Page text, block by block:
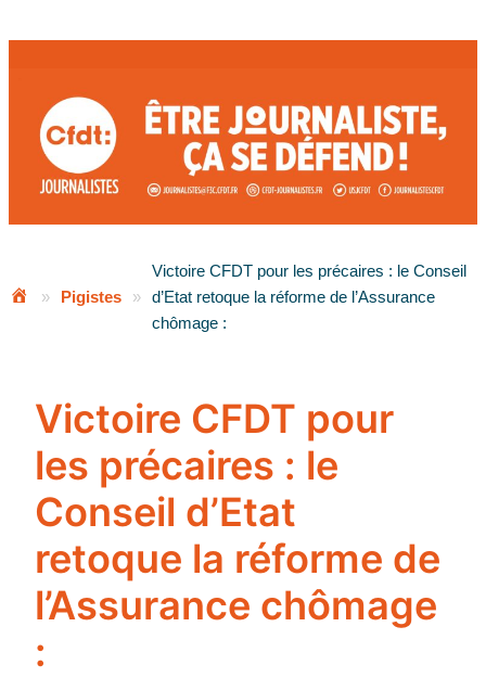
» Pigistes »
Victoire CFDT pour les précaires : le Conseil
d’Etat retoque la réforme de l’Assurance
chômage :
Victoire CFDT pour
les précaires : le
Conseil d’Etat
retoque la réforme de
l’Assurance chômage
: